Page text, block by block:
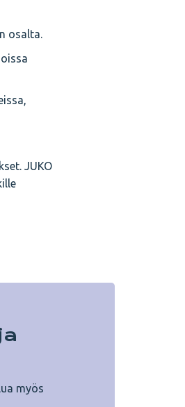
osalta.
JUKO
myös